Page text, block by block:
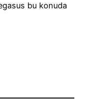
bu konuda